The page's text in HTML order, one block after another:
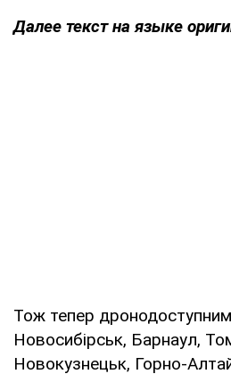
Далее текст на языке
Тож тепер
Новосибірськ, Барнаул,
Новокузнецьк, Горно-